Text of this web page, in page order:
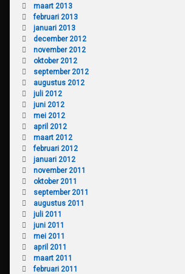
maart 2013
februari 2013
januari 2013
december 2012
november 2012
oktober 2012
september 2012
augustus 2012
juli 2012
juni 2012
mei 2012
april 2012
maart 2012
februari 2012
januari 2012
november 2011
oktober 2011
september 2011
augustus 2011
juli 2011
juni 2011
mei 2011
april 2011
maart 2011
februari 2011